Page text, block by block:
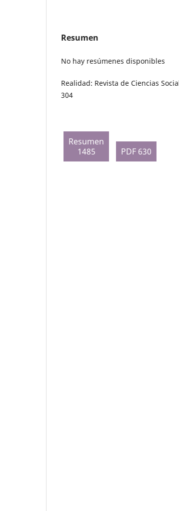
Resumen
No hay resúmenes disponibles
Realidad: Revista de Ciencias
304
Resumen
1485
PDF 630